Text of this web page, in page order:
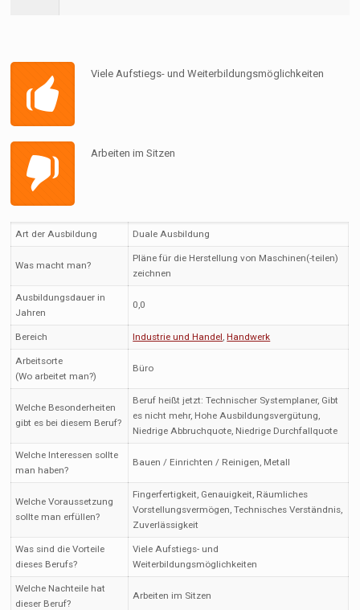
Viele Aufstiegs- und Weiterbildungsmöglichkeiten
Arbeiten im Sitzen
Art der Ausbildung Duale Ausbildung
Was macht man?
Pläne für die Herstellung von Maschinen(-teilen)
zeichnen
Ausbildungsdauer in
Jahren
0,0
Bereich Industrie und Handel,Handwerk
Arbeitsorte
(Wo arbeitet man?)
Büro
Welche Besonderheiten
gibt es bei diesem Beruf?
Beruf heißt jetzt: Technischer Systemplaner, Gibt
es nicht mehr, Hohe Ausbildungsvergütung,
Niedrige Abbruchquote, Niedrige Durchfallquote
Welche Interessen sollte
man haben?
Bauen / Einrichten / Reinigen, Metall
Welche Voraussetzung
sollte man erfüllen?
Fingerfertigkeit, Genauigkeit, Räumliches
Vorstellungsvermögen, Technisches Verständnis,
Zuverlässigkeit
Was sind die Vorteile
dieses Berufs?
Viele Aufstiegs- und
Weiterbildungsmöglichkeiten
Welche Nachteile hat
dieser Beruf?
Arbeiten im Sitzen